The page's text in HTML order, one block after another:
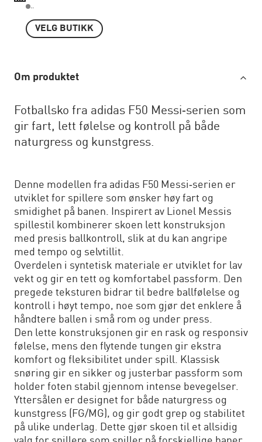
..
VELG BUTIKK
Om produktet
Fotballsko fra adidas F50 Messi‑serien som
gir fart, lett følelse og kontroll på både
naturgress og kunstgress.
Denne modellen fra adidas F50 Messi‑serien er
utviklet for spillere som ønsker høy fart og
smidighet på banen. Inspirert av Lionel Messis
spillestil kombinerer skoen lett konstruksjon
med presis ballkontroll, slik at du kan angripe
med tempo og selvtillit.
Overdelen i syntetisk materiale er utviklet for lav
vekt og gir en tett og komfortabel passform. Den
pregede teksturen bidrar til bedre ballfølelse og
kontroll i høyt tempo, noe som gjør det enklere å
håndtere ballen i små rom og under press.
Den lette konstruksjonen gir en rask og responsiv
følelse, mens den flytende tungen gir ekstra
komfort og fleksibilitet under spill. Klassisk
snøring gir en sikker og justerbar passform som
holder foten stabil gjennom intense bevegelser.
Yttersålen er designet for både naturgress og
kunstgress (FG/MG), og gir godt grep og stabilitet
på ulike underlag. Dette gjør skoen til et allsidig